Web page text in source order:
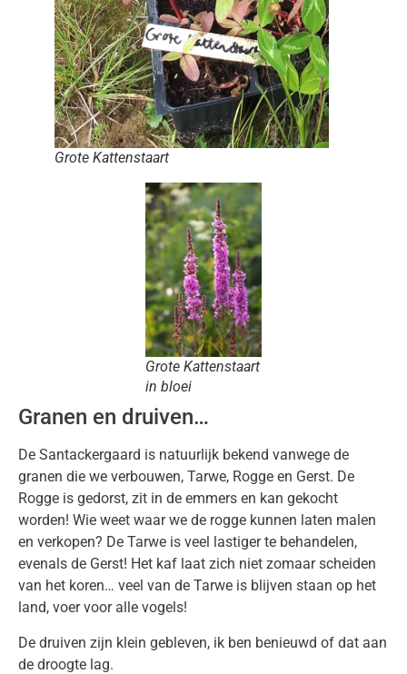
Grote Kattenstaart
Grote Kattenstaart
in bloei
Granen en druiven…
De Santackergaard is natuurlijk bekend vanwege de
granen die we verbouwen, Tarwe, Rogge en Gerst. De
Rogge is gedorst, zit in de emmers en kan gekocht
worden! Wie weet waar we de rogge kunnen laten malen
en verkopen? De Tarwe is veel lastiger te behandelen,
evenals de Gerst! Het kaf laat zich niet zomaar scheiden
van het koren… veel van de Tarwe is blijven staan op het
land, voer voor alle vogels!
De druiven zijn klein gebleven, ik ben benieuwd of dat aan
de droogte lag.